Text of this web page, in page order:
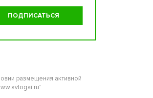
размещения активной